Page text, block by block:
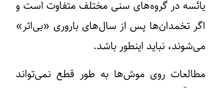
یائسه در گروه‌های سنی مختلف متفاوت است و
اگر تخمدان‌ها پس از سال‌های باروری «بی‌اثر»
می‌شوند، نباید اینطور باشد.
مطالعات روی موش‌ها به طور قطع نمی‌تواند